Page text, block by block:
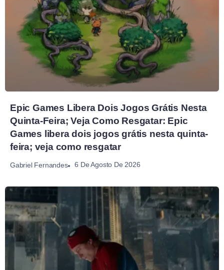
Epic Games Libera Dois Jogos Grátis Nesta
Quinta-Feira; Veja Como Resgatar: Epic
Games libera dois jogos grátis nesta quinta-
feira; veja como resgatar
Gabriel Fernandes 6 De Agosto De 2026